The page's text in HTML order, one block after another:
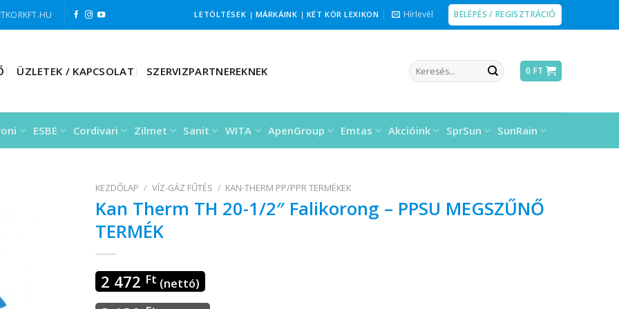
LETÖLTÉSEK | MÁRKÁINK | KÉT KÖR LEXIKON Hírlevél BELÉPÉS / REGISZTRÁCIÓ
ÜZLETEK / KAPCSOLAT SZERVIZPARTNEREKNEK
Keresés
a
0 FT
ESBE Cordivari Zilmet Sanit WITA ApenGroup Emtas Akcióink SprSun SunRain
KEZDŐLAP / VÍZ-GÁZ FŰTÉS / KAN-THERM PP/PPR TERMÉKEK
Kan Therm TH 20-1/2″ Falikorong – PPSU MEGSZŰNŐ
TERMÉK
2 472 Ft (nettó)